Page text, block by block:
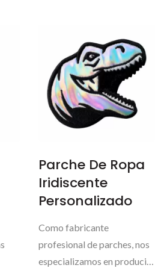
Parche De Ropa
Iridiscente
Personalizado
Como fabricante
profesional de parches, nos
especializamos en producir